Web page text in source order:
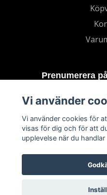
Prenumerera
Vi använder
Vi använder cookies för
visas för dig och för att
upplevelse när du